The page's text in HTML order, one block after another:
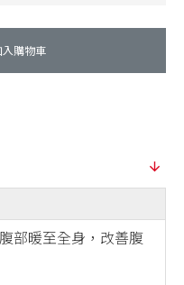
入購物車
部暖至全身，改善腹